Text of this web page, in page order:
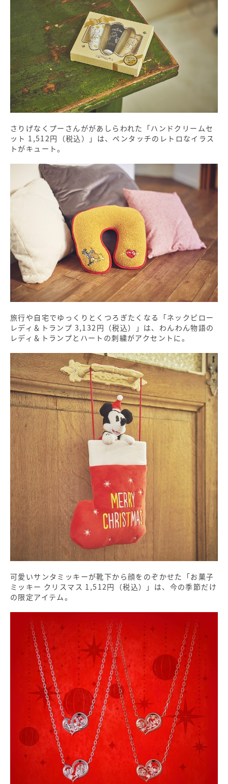
さりげなくプーさんががあしらわれた「ハンドクリームセ
ット 1,512円（税込）」は、ペンタッチのレトロなイラス
トがキュート。
旅行や自宅でゆっくりとくつろぎたくなる「ネックピロー
レディ＆トランプ 3,132円（税込）」は、わんわん物語の
レディ＆トランプとハートの刺繍がアクセントに。
可愛いサンタミッキーが靴下から顔をのぞかせた「お菓子
ミッキー クリスマス 1,512円（税込）」は、今の季節だけ
の限定アイテム。